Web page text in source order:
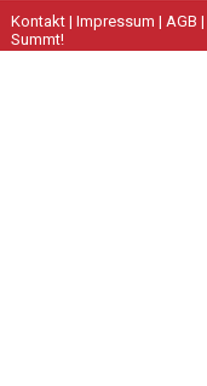
Kontakt| Impressum | AGB |
Summt!